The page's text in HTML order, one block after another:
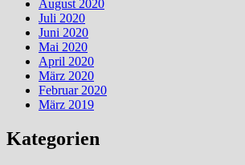
August 2020
Juli 2020
Juni 2020
Mai 2020
April 2020
März 2020
Februar 2020
März 2019
Kategorien